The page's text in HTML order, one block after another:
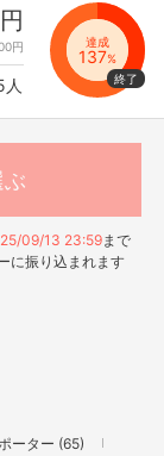
円 達成
137%
09/13 23:59まで
に振り込まれます
ーター (65)